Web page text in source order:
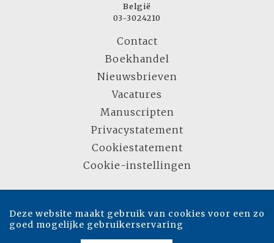
België
03-3024210
Contact
Boekhandel
Nieuwsbrieven
Vacatures
Manuscripten
Privacystatement
Cookiestatement
Cookie-instellingen
Ontwerp door Dog and Pony
Deze website maakt gebruik van cookies voor een zo
goed mogelijke gebruikerservaring